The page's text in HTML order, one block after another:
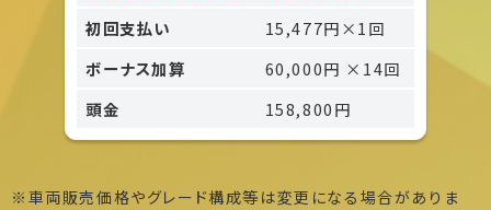
初回支払い
15,477円×1回
ボーナス加算
60,000円 ×14回
頭金
158,800円
※車両販売価格やグレード構成等は変更になる場合がありま